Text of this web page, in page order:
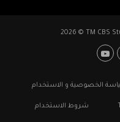
2026 © TM CBS
الخصوصية و الاستخدام
شروط الاستخدام